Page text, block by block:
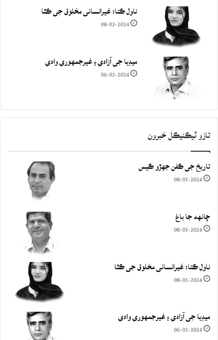
ناول ڪتا: غيرانساني مخلوق جي ڪٿا
08-03-2024
ميڊيا جي آزادي ۽ غيرجمھوري وادي
06-03-2024
تازو ٽيڪنيڪل خبرون
تاريخ جي ڪفن جھڙو ڪيس
08-03-2024
چانهه جا باغ
08-03-2024
ناول ڪتا: غيرانساني مخلوق جي ڪٿا
08-03-2024
ميڊيا جي آزادي ۽ غيرجمھوري وادي
06-03-2024